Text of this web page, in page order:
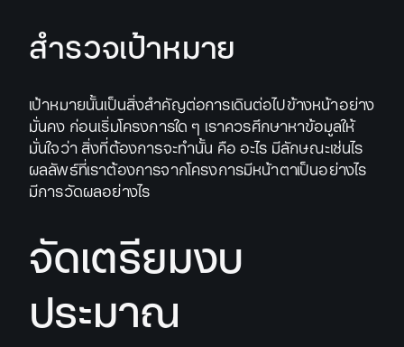
สำรวจเป้าหมาย
เป้าหมายนั้นเป็นสิ่งสำคัญต่อการเดินต่อไปข้างหน้าอย่าง
มั่นคง ก่อนเริ่มโครงการใด ๆ เราควรศึกษาหาข้อมูลให้
มั่นใจว่า สิ่งที่ต้องการจะทำนั้น คือ อะไร มีลักษณะเช่นไร
ผลลัพธ์ที่เราต้องการจากโครงการมีหน้าตาเป็นอย่างไร
มีการวัดผลอย่างไร
จัดเตรียมงบ
ประมาณ